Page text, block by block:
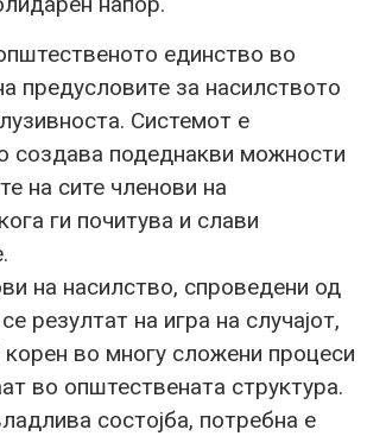
единство во
предусловите за насилството
Системот е
создава подеднакви можности
на сите членови на
ги почитува и слави
на насилство, спроведени од
резултат на игра на случајот,
корен во многу сложени процеси
во општествената структура.
состојба, потребна е